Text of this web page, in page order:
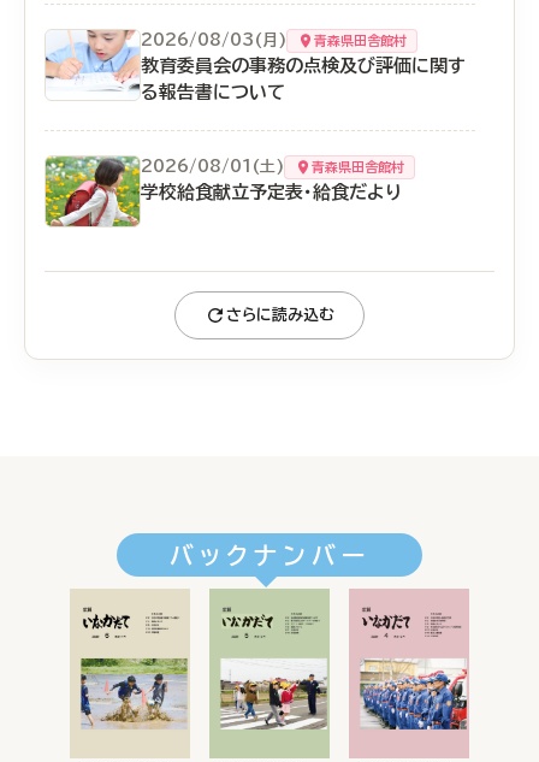
2026/08/03(月) 青森県田舎館村
教育委員会の事務の点検及び評価に関す
る報告書について
2026/08/01(土) 青森県田舎館村
学校給食献立予定表・給食だより
さらに読み込む
バックナンバー